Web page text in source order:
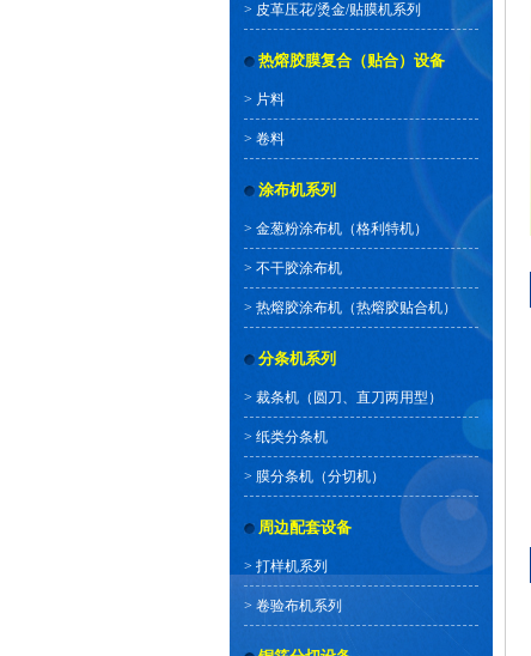
> 皮革压花/烫金/贴膜机系列
热熔胶膜复合（贴合）设备
> 片料
> 卷料
涂布机系列
> 金葱粉涂布机（格利特机）
> 不干胶涂布机
> 热熔胶涂布机（热熔胶贴合机）
分条机系列
> 裁条机（圆刀、直刀两用型）
> 纸类分条机
> 膜分条机（分切机）
周边配套设备
> 打样机系列
> 卷验布机系列